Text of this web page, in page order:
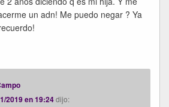
un adn! Me puedo negar ? Ya
2019 en 19:24dijo: